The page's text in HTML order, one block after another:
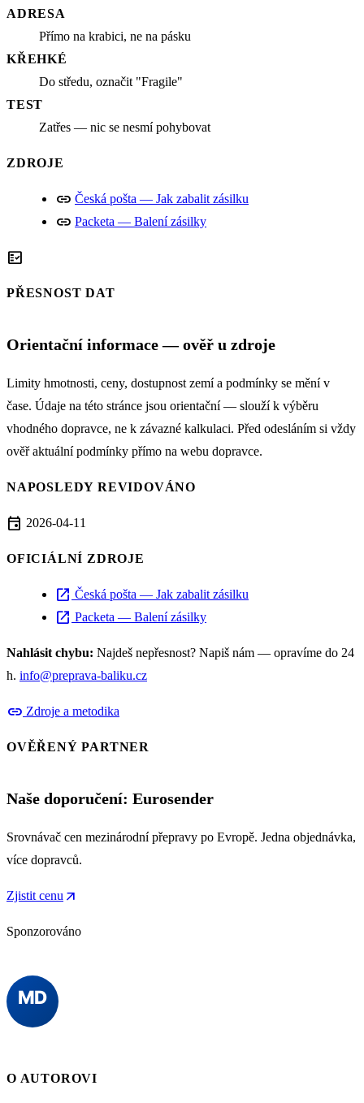
ADRESA
Přímo na krabici, ne na pásku
KŘEHKÉ
Do středu, označit "Fragile"
TEST
Zatřes — nic se nesmí pohybovat
ZDROJE
link Česká pošta — Jak zabalit zásilku
link Packeta — Balení zásilky
fact_check
PŘESNOST DAT
Orientační informace — ověř u zdroje
Limity hmotnosti, ceny, dostupnost zemí a podmínky se mění v
čase. Údaje na této stránce jsou orientační — slouží k výběru
vhodného dopravce, ne k závazné kalkulaci. Před odesláním si vždy
ověř aktuální podmínky přímo na webu dopravce.
NAPOSLEDY REVIDOVÁNO
event 2026-04-11
OFICIÁLNÍ ZDROJE
open_in_new Česká pošta — Jak zabalit zásilku
open_in_new Packeta — Balení zásilky
Nahlásit chybu: Najdeš nepřesnost? Napiš nám — opravíme do 24
h. info@preprava-baliku.cz
link Zdroje a metodika
OVĚŘENÝ PARTNER
Naše doporučení: Eurosender
Srovnávač cen mezinárodní přepravy po Evropě. Jedna objednávka,
více dopravců.
Zjistit cenu arrow_outward
Sponzorováno
O AUTOROVI